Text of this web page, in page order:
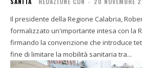
Il presidente della Regione Calabria,
formalizzato un'importante intesa con la
firmando la convenzione che introduce
fine di limitare la mobilità sanitaria tra...